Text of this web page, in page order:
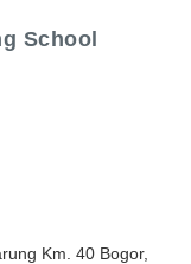
School
Km. 40 Bogor,